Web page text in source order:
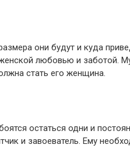
они будут и куда
любовью и заботой.
стать его женщина.
остаться одни и
и завоеватель. Ему